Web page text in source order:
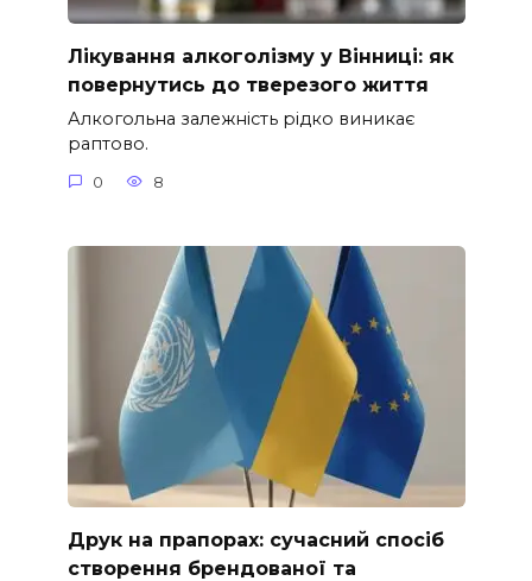
Лікування алкоголізму у Вінниці: як
повернутись до тверезого життя
Алкогольна залежність рідко виникає
раптово.
0 8
Друк на прапорах: сучасний спосіб
створення брендованої та